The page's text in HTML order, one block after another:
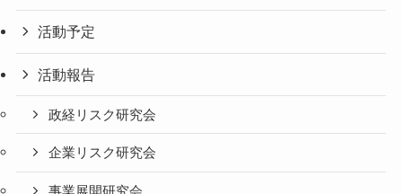
活動予定
活動報告
政経リスク研究会
企業リスク研究会